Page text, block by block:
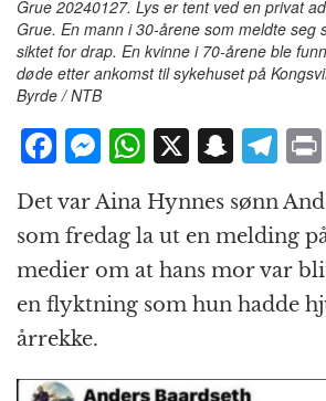
Grue 20240127. Lys er tent ved en privat
Grue. En mann i 30-årene som meldte seg
siktet for drap. En kvinne i 70-årene ble
døde etter ankomst til sykehuset på
Byrde / NTB
F
c
e
b
o
o
M
e
ss
e
n
g
W
h
at
s
A
p
X S
a
p
c
h
T
el
e
g
r
a
Det var Aina Hynnes sønn
som fredag la ut en melding
medier om at hans mor var
en flyktning som hun hadde
årrekke.